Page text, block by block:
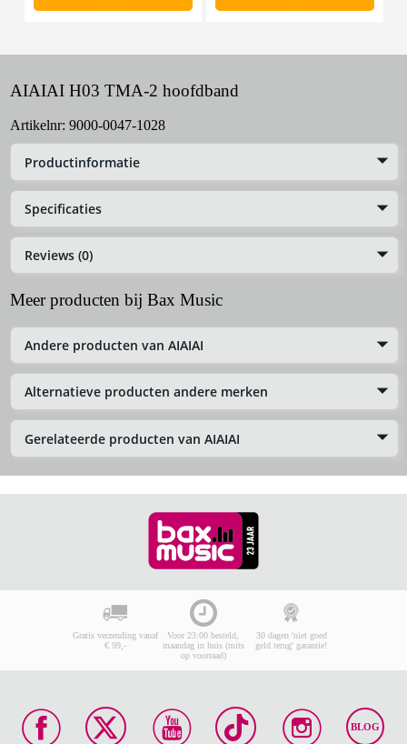
AIAIAI H03 TMA-2 hoofdband
Artikelnr: 9000-0047-1028
Productinformatie
Specificaties
Reviews (0)
Meer producten bij Bax Music
Andere producten van AIAIAI
Alternatieve producten andere merken
Gerelateerde producten van AIAIAI
Gratis verzending vanaf
€ 99,-
Voor 23:00 besteld,
maandag in huis (mits
op voorraad)
30 dagen 'niet goed
geld terug' garantie!
BLOG